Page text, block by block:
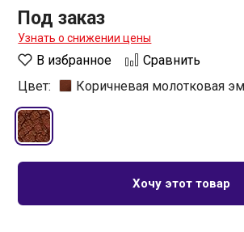
Под заказ
Узнать о снижении цены
В избранное
Сравнить
Цвет:
Коричневая молотковая
Хочу этот товар